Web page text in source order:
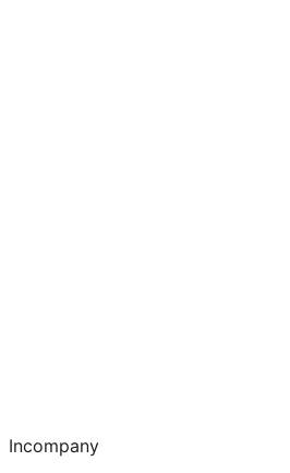
Incompany